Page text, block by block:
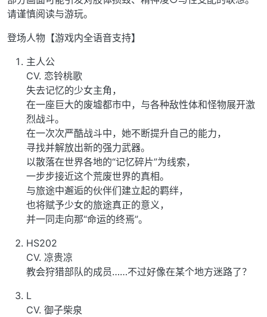
请谨慎阅读与游玩。
登场人物【游戏内全语音支持】
主人公
CV. 恋铃桃歌
失去记忆的少女主角，
在一座巨大的废墟都市中，与各种敌性体和怪物展开激
烈战斗。
在一次次严酷战斗中，她不断提升自己的能力，
寻找并解放出新的强力武器。
以散落在世界各地的“记忆碎片”为线索，
一步步接近这个荒废世界的真相。
与旅途中邂逅的伙伴们建立起的羁绊，
也将赋予少女的旅途真正的意义，
并一同走向那“命运的终焉”。
HS202
CV. 凉贵凉
教会狩猎部队的成员……不过好像在某个地方迷路了？
L
CV. 御子柴泉